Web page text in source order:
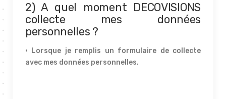
2) A quel moment DECOVISIONS
collecte mes données
personnelles ?
• Lorsque je remplis un formulaire de collecte
avec mes données personnelles.